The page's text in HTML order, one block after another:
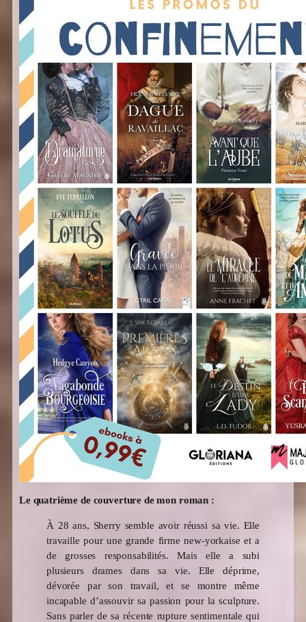
Le quatrième de couverture de mon roman :
À 28 ans, Sherry semble avoir réussi sa vie. Elle
travaille pour une grande firme new-yorkaise et a
de grosses responsabilités. Mais elle a subi
plusieurs drames dans sa vie. Elle déprime,
dévorée par son travail, et se montre même
incapable d’assouvir sa passion pour la sculpture.
Sans parler de sa récente rupture sentimentale qui